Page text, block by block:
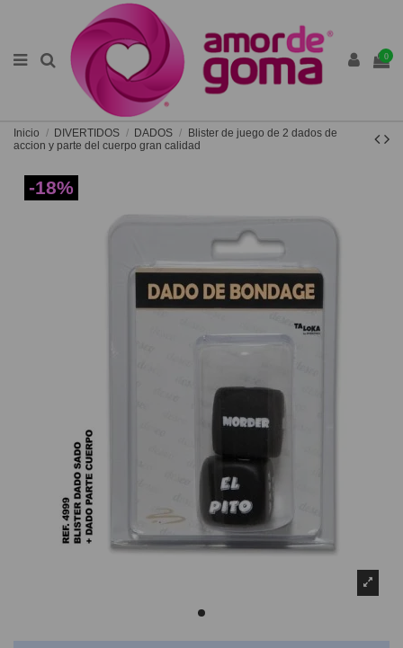
0
Inicio DIVERTIDOS DADOS
Blister de juego de 2 dados de
accion y parte del cuerpo gran calidad
-18%